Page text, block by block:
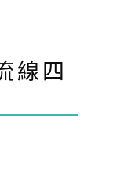
線四